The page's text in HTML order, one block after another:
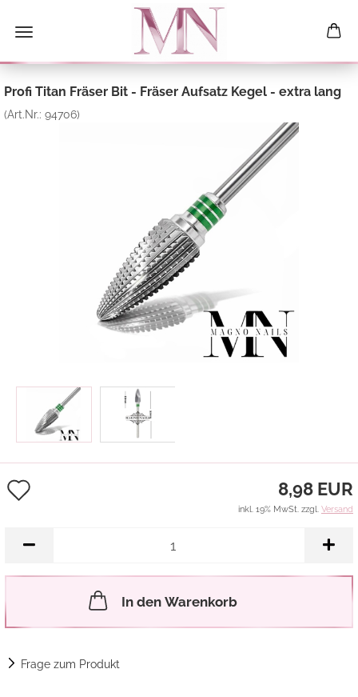
Profi Titan Fräser Bit - Fräser Aufsatz Kegel - extra lang
(Art.Nr.: 94706)
Merkzettel
8,98 EUR
inkl. 19% MwSt. zzgl. Versand
In den Warenkorb
Frage zum Produkt